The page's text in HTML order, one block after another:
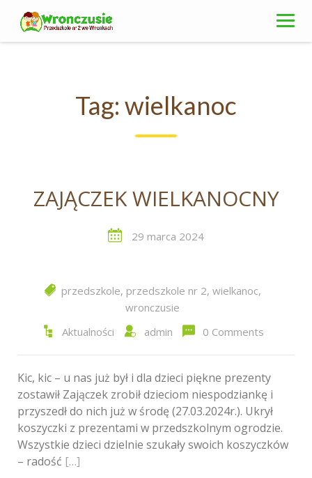
content
Tag: wielkanoc
ZAJĄCZEK WIELKANOCNY
29 marca 2024
przedszkole, przedszkole nr 2, wielkanoc,
wronczusie
Aktualności
admin 0 Comments
Kic, kic – u nas już był i dla dzieci piękne prezenty
zostawił Zajączek zrobił dzieciom niespodziankę i
przyszedł do nich już w środę (27.03.2024r.). Ukrył
koszyczki z prezentami w przedszkolnym ogrodzie.
Wszystkie dzieci dzielnie szukały swoich koszyczków
– radość […]